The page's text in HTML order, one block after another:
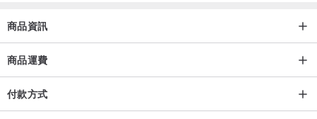
商品資訊
商品運費
付款方式